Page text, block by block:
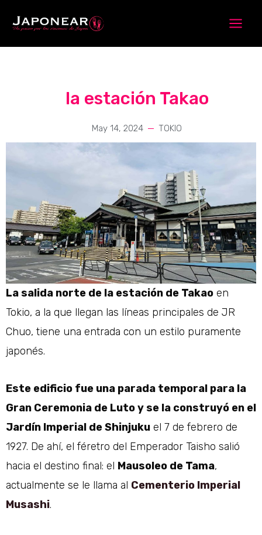
la estación Takao
May 14, 2024 TOKIO
La salida norte de la estación de Takao en
Tokio, a la que llegan las líneas principales de JR
Chuo, tiene una entrada con un estilo puramente
japonés.
Este edificio fue una parada temporal para la
Gran Ceremonia de Luto y se la construyó en el
Jardín Imperial de Shinjuku el 7 de febrero de
1927. De ahí, el féretro del Emperador Taisho salió
hacia el destino final: el Mausoleo de Tama,
actualmente se le llama al Cementerio Imperial
Musashi.